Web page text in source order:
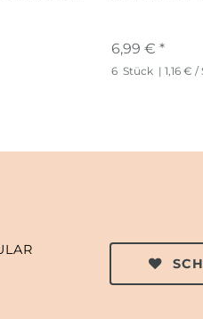
6,99 € *
6 Stück | 1,16 €